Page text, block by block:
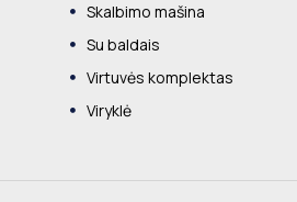
Skalbimo mašina
Su baldais
Virtuvės komplektas
Viryklė